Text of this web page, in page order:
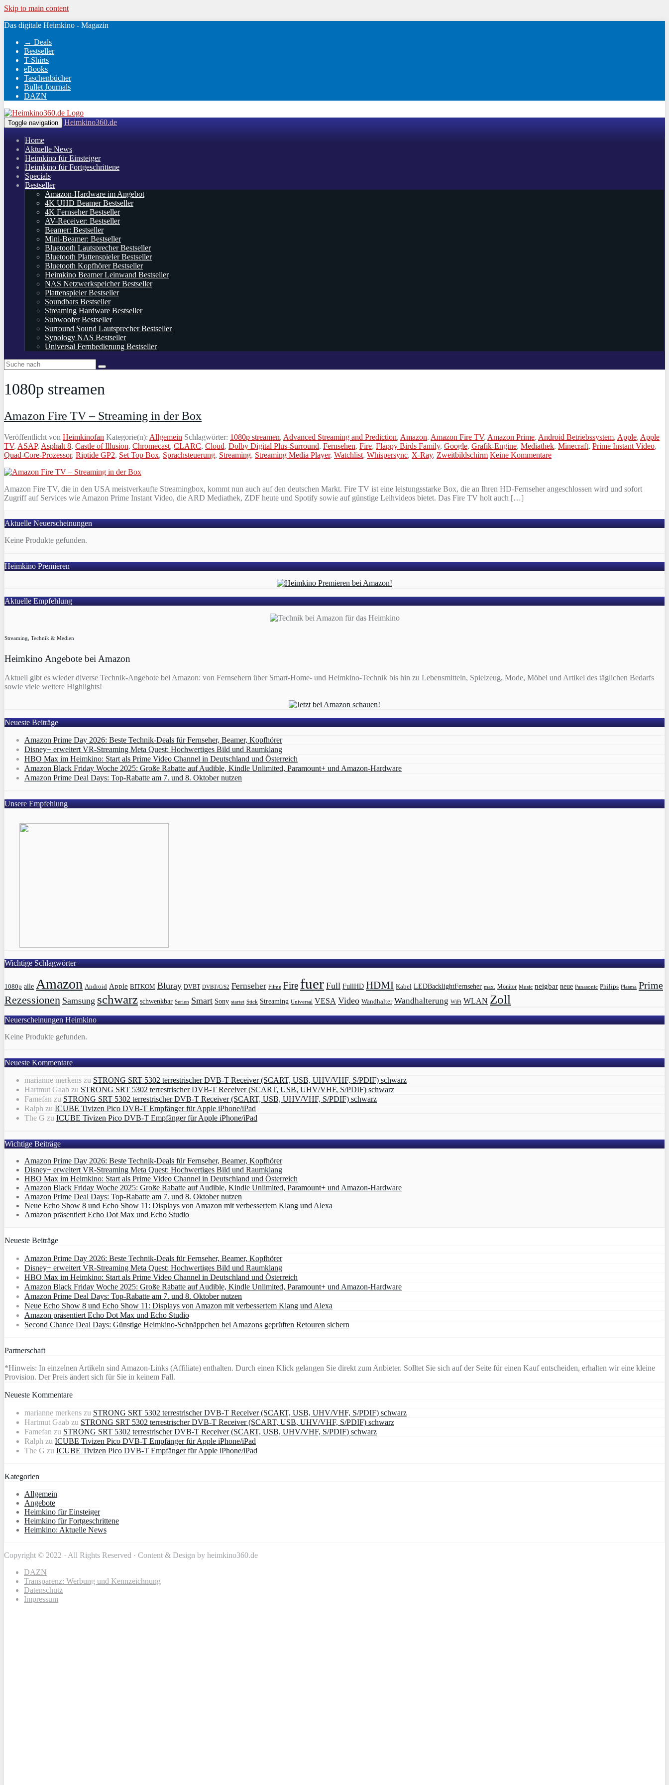
Skip to main content
Das digitale Heimkino - Magazin
→ Deals
Bestseller
T-Shirts
eBooks
Taschenbücher
Bullet Journals
DAZN
Toggle navigation Heimkino360.de
Home
Aktuelle News
Heimkino für Einsteiger
Heimkino für Fortgeschrittene
Specials
Bestseller
Amazon-Hardware im Angebot
4K UHD Beamer Bestseller
4K Fernseher Bestseller
AV-Receiver: Bestseller
Beamer: Bestseller
Mini-Beamer: Bestseller
Bluetooth Lautsprecher Bestseller
Bluetooth Plattenspieler Bestseller
Bluetooth Kopfhörer Bestseller
Heimkino Beamer Leinwand Bestseller
NAS Netzwerkspeicher Bestseller
Plattenspieler Bestseller
Soundbars Bestseller
Streaming Hardware Bestseller
Subwoofer Bestseller
Surround Sound Lautsprecher Bestseller
Synology NAS Bestseller
Universal Fernbedienung Bestseller
1080p streamen
Amazon Fire TV – Streaming in der Box
Veröffentlicht von Heimkinofan Kategorie(n): Allgemein Schlagwörter: 1080p streamen, Advanced Streaming and Prediction, Amazon, Amazon Fire TV, Amazon Prime, Android Betriebssystem, Apple, Apple
TV, ASAP, Asphalt 8, Castle of Illusion, Chromecast, CLARC, Cloud, Dolby Digital Plus-Surround, Fernsehen, Fire, Flappy Birds Family, Google, Grafik-Engine, Mediathek, Minecraft, Prime Instant Video,
Quad-Core-Prozessor, Riptide GP2, Set Top Box, Sprachsteuerung, Streaming, Streaming Media Player, Watchlist, Whispersync, X-Ray, Zweitbildschirm Keine Kommentare
Amazon Fire TV, die in den USA meistverkaufte Streamingbox, kommt nun auch auf den deutschen Markt. Fire TV ist eine leistungsstarke Box, die an Ihren HD-Fernseher angeschlossen wird und sofort
Zugriff auf Services wie Amazon Prime Instant Video, die ARD Mediathek, ZDF heute und Spotify sowie auf günstige Leihvideos bietet. Das Fire TV holt auch […]
Aktuelle Neuerscheinungen
Keine Produkte gefunden.
Heimkino Premieren
Aktuelle Empfehlung
Streaming, Technik & Medien
Heimkino Angebote bei Amazon
Aktuell gibt es wieder diverse Technik-Angebote bei Amazon: von Fernsehern über Smart-Home- und Heimkino-Technik bis hin zu Lebensmitteln, Spielzeug, Mode, Möbel und Artikel des täglichen Bedarfs
sowie viele weitere Highlights!
Neueste Beiträge
Amazon Prime Day 2026: Beste Technik-Deals für Fernseher, Beamer, Kopfhörer
Disney+ erweitert VR‑Streaming Meta Quest: Hochwertiges Bild und Raumklang
HBO Max im Heimkino: Start als Prime Video Channel in Deutschland und Österreich
Amazon Black Friday Woche 2025: Große Rabatte auf Audible, Kindle Unlimited, Paramount+ und Amazon‑Hardware
Amazon Prime Deal Days: Top-Rabatte am 7. und 8. Oktober nutzen
Unsere Empfehlung
Wichtige Schlagwörter
1080p alle Amazon Android Apple BITKOM Bluray DVBT DVBT/C/S2 Fernseher Filme Fire fuer Full FullHD HDMI Kabel LEDBacklightFernseher max. Monitor Music neigbar neue Panasonic Philips Plasma Prime
Rezessionen Samsung schwarz schwenkbar Serien Smart Sony startet Stick Streaming Universal VESA Video Wandhalter Wandhalterung WiFi WLAN Zoll
Neuerscheinungen Heimkino
Keine Produkte gefunden.
Neueste Kommentare
marianne merkens zu STRONG SRT 5302 terrestrischer DVB-T Receiver (SCART, USB, UHV/VHF, S/PDIF) schwarz
Hartmut Gaab zu STRONG SRT 5302 terrestrischer DVB-T Receiver (SCART, USB, UHV/VHF, S/PDIF) schwarz
Famefan zu STRONG SRT 5302 terrestrischer DVB-T Receiver (SCART, USB, UHV/VHF, S/PDIF) schwarz
Ralph zu ICUBE Tivizen Pico DVB-T Empfänger für Apple iPhone/iPad
The G zu ICUBE Tivizen Pico DVB-T Empfänger für Apple iPhone/iPad
Wichtige Beiträge
Amazon Prime Day 2026: Beste Technik-Deals für Fernseher, Beamer, Kopfhörer
Disney+ erweitert VR‑Streaming Meta Quest: Hochwertiges Bild und Raumklang
HBO Max im Heimkino: Start als Prime Video Channel in Deutschland und Österreich
Amazon Black Friday Woche 2025: Große Rabatte auf Audible, Kindle Unlimited, Paramount+ und Amazon‑Hardware
Amazon Prime Deal Days: Top-Rabatte am 7. und 8. Oktober nutzen
Neue Echo Show 8 und Echo Show 11: Displays von Amazon mit verbessertem Klang und Alexa
Amazon präsentiert Echo Dot Max und Echo Studio
Neueste Beiträge
Amazon Prime Day 2026: Beste Technik-Deals für Fernseher, Beamer, Kopfhörer
Disney+ erweitert VR‑Streaming Meta Quest: Hochwertiges Bild und Raumklang
HBO Max im Heimkino: Start als Prime Video Channel in Deutschland und Österreich
Amazon Black Friday Woche 2025: Große Rabatte auf Audible, Kindle Unlimited, Paramount+ und Amazon‑Hardware
Amazon Prime Deal Days: Top-Rabatte am 7. und 8. Oktober nutzen
Neue Echo Show 8 und Echo Show 11: Displays von Amazon mit verbessertem Klang und Alexa
Amazon präsentiert Echo Dot Max und Echo Studio
Second Chance Deal Days: Günstige Heimkino-Schnäppchen bei Amazons geprüften Retouren sichern
Partnerschaft
*Hinweis: In einzelnen Artikeln sind Amazon-Links (Affiliate) enthalten. Durch einen Klick gelangen Sie direkt zum Anbieter. Solltet Sie sich auf der Seite für einen Kauf entscheiden, erhalten wir eine kleine
Provision. Der Preis ändert sich für Sie in keinem Fall.
Neueste Kommentare
marianne merkens zu STRONG SRT 5302 terrestrischer DVB-T Receiver (SCART, USB, UHV/VHF, S/PDIF) schwarz
Hartmut Gaab zu STRONG SRT 5302 terrestrischer DVB-T Receiver (SCART, USB, UHV/VHF, S/PDIF) schwarz
Famefan zu STRONG SRT 5302 terrestrischer DVB-T Receiver (SCART, USB, UHV/VHF, S/PDIF) schwarz
Ralph zu ICUBE Tivizen Pico DVB-T Empfänger für Apple iPhone/iPad
The G zu ICUBE Tivizen Pico DVB-T Empfänger für Apple iPhone/iPad
Kategorien
Allgemein
Angebote
Heimkino für Einsteiger
Heimkino für Fortgeschrittene
Heimkino: Aktuelle News
Copyright © 2022 · All Rights Reserved · Content & Design by heimkino360.de
DAZN
Transparenz: Werbung und Kennzeichnung
Datenschutz
Impressum